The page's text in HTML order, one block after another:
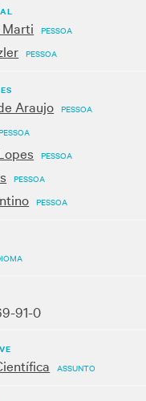
PESSOA
PESSOA
Araujo PESSOA
PESSOA
PESSOA
PESSOA
91-0
ASSUNTO